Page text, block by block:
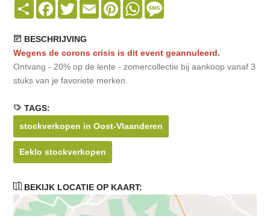
Share Facebook
TwitterEmail PinterestWhatsApp
BESCHRIJVING
Wegens de corons crisis is dit event geannuleerd.
Ontvang - 20% op de lente - zomercollectie bij aankoop vanaf 3
stuks van je favoriete merken.
TAGS:
stockverkopen in Oost-Vlaanderen
Eeklo stockverkopen
BEKIJK LOCATIE OP KAART: